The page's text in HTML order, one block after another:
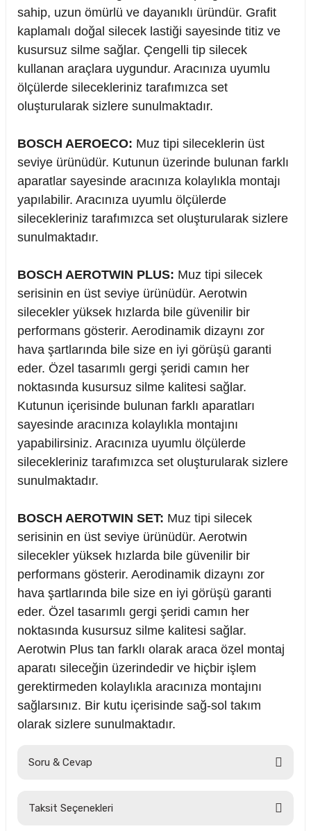
Rulman
sahip, uzun ömürlü ve dayanıklı üründür. Grafit
kaplamalı doğal silecek lastiği sayesinde titiz ve
kusursuz silme sağlar. Çengelli tip silecek
kullanan araçlara uygundur. Aracınıza uyumlu
ölçülerde silecekleriniz tarafımızca set
oluşturularak sizlere sunulmaktadır.
BOSCH AEROECO: Muz tipi sileceklerin üst
seviye ürünüdür. Kutunun üzerinde bulunan farklı
aparatlar sayesinde aracınıza kolaylıkla montajı
yapılabilir. Aracınıza uyumlu ölçülerde
silecekleriniz tarafımızca set oluşturularak sizlere
sunulmaktadır.
BOSCH AEROTWIN PLUS: Muz tipi silecek
serisinin en üst seviye ürünüdür. Aerotwin
silecekler yüksek hızlarda bile güvenilir bir
performans gösterir. Aerodinamik dizaynı zor
hava şartlarında bile size en iyi görüşü garanti
eder. Özel tasarımlı gergi şeridi camın her
noktasında kusursuz silme kalitesi sağlar.
Kutunun içerisinde bulunan farklı aparatları
sayesinde aracınıza kolaylıkla montajını
yapabilirsiniz. Aracınıza uyumlu ölçülerde
silecekleriniz tarafımızca set oluşturularak sizlere
sunulmaktadır.
BOSCH AEROTWIN SET: Muz tipi silecek
serisinin en üst seviye ürünüdür. Aerotwin
silecekler yüksek hızlarda bile güvenilir bir
performans gösterir. Aerodinamik dizaynı zor
hava şartlarında bile size en iyi görüşü garanti
eder. Özel tasarımlı gergi şeridi camın her
noktasında kusursuz silme kalitesi sağlar.
Aerotwin Plus tan farklı olarak araca özel montaj
aparatı sileceğin üzerindedir ve hiçbir işlem
gerektirmeden kolaylıkla aracınıza montajını
sağlarsınız. Bir kutu içerisinde sağ-sol takım
olarak sizlere sunulmaktadır.
Soru & Cevap
Ürün hakkında henüz soru sorulmamış.
Taksit Seçenekleri